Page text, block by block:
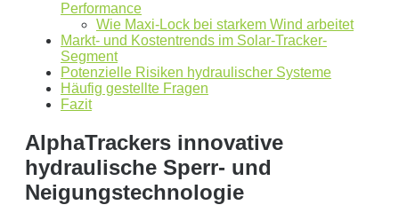
ergibt ein Autarkiegrad von
Detailliertere Berechnungen liefert unser
Wirtschaftlichkeitsrechner .
die bis 5000 kWh optimiert ist.
Bitte lasse dieses Feld leer.
Performance
Wie Maxi-Lock bei starkem Wind arbeitet
Markt- und Kostentrends im Solar-Tracker-
Segment
Potenzielle Risiken hydraulischer Systeme
Häufig gestellte Fragen
Fazit
AlphaTrackers innovative
hydraulische Sperr- und
Neigungstechnologie